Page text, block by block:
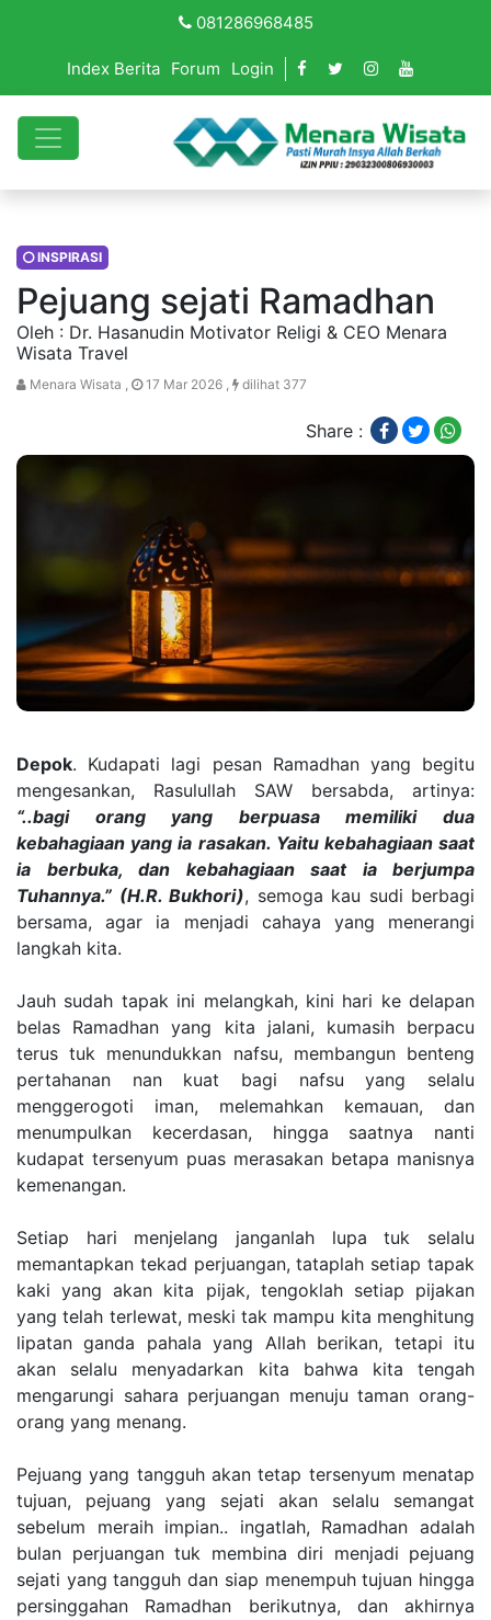
081286968485
Index Berita Forum Login
INSPIRASI
Pejuang sejati Ramadhan
Oleh : Dr. Hasanudin Motivator Religi & CEO Menara
Wisata Travel
Menara Wisata , 17 Mar 2026 , dilihat 377
Share :
Depok. Kudapati lagi pesan Ramadhan yang begitu
mengesankan, Rasulullah SAW bersabda, artinya:
“..bagi orang yang berpuasa memiliki dua
kebahagiaan yang ia rasakan. Yaitu kebahagiaan saat
ia berbuka, dan kebahagiaan saat ia berjumpa
Tuhannya.” (H.R. Bukhori), semoga kau sudi berbagi
bersama, agar ia menjadi cahaya yang menerangi
langkah kita.
Jauh sudah tapak ini melangkah, kini hari ke delapan
belas Ramadhan yang kita jalani, kumasih berpacu
terus tuk menundukkan nafsu, membangun benteng
pertahanan nan kuat bagi nafsu yang selalu
menggerogoti iman, melemahkan kemauan, dan
menumpulkan kecerdasan, hingga saatnya nanti
kudapat tersenyum puas merasakan betapa manisnya
kemenangan.
Setiap hari menjelang janganlah lupa tuk selalu
memantapkan tekad perjuangan, tataplah setiap tapak
kaki yang akan kita pijak, tengoklah setiap pijakan
yang telah terlewat, meski tak mampu kita menghitung
lipatan ganda pahala yang Allah berikan, tetapi itu
akan selalu menyadarkan kita bahwa kita tengah
mengarungi sahara perjuangan menuju taman orang-
orang yang menang.
Pejuang yang tangguh akan tetap tersenyum menatap
tujuan, pejuang yang sejati akan selalu semangat
sebelum meraih impian.. ingatlah, Ramadhan adalah
bulan perjuangan tuk membina diri menjadi pejuang
sejati yang tangguh dan siap menempuh tujuan hingga
persinggahan Ramadhan berikutnya, dan akhirnya